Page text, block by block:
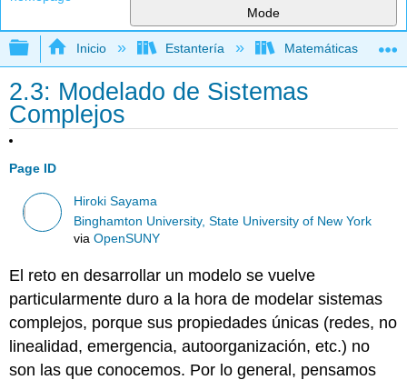
Mode
Expandir/contraer jerarquía global
Inicio Estantería Matemáticas
2.3: Modelado de Sistemas
Complejos
Page ID
Hiroki Sayama
Binghamton University, State University of New York
viaOpenSUNY
El reto en desarrollar un modelo se vuelve
particularmente duro a la hora de modelar sistemas
complejos, porque sus propiedades únicas (redes, no
linealidad, emergencia, autoorganización, etc.) no
son las que conocemos. Por lo general, pensamos